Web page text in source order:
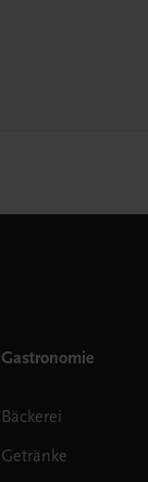
Gastronomie
Bäckerei
Getränke